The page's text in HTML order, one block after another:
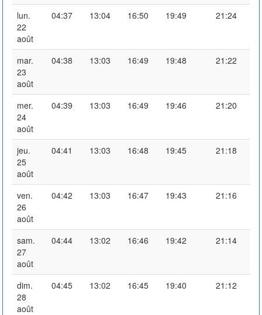
lun.
22
août
04:37 13:04 16:50 19:49 21:24
mar.
23
août
04:38 13:03 16:49 19:48 21:22
mer.
24
août
04:39 13:03 16:49 19:46 21:20
jeu.
25
août
04:41 13:03 16:48 19:45 21:18
ven.
26
août
04:42 13:03 16:47 19:43 21:16
sam.
27
août
04:44 13:02 16:46 19:42 21:14
dim.
28
août
04:45 13:02 16:45 19:40 21:12